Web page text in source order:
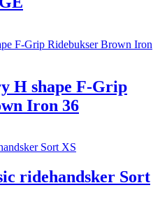
H shape F-Grip
Iron 36
ridehandsker Sort